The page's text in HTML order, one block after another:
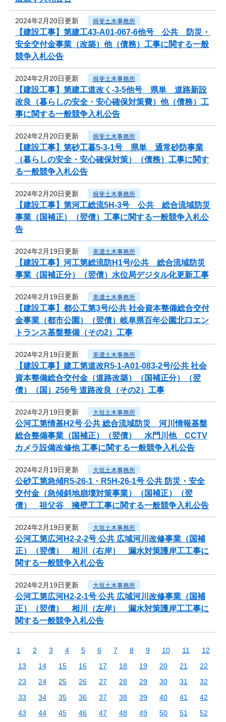
2024年2月20日更新 揖斐土木事務所
【建設工事】第建工43-A01-067-6他号 公共 防災・
安全交付金事業（改築）他（債務）工事に関する一般
競争入札公告
2024年2月20日更新 揖斐土木事務所
【建設工事】第建工道改く-3-5他号 県単 道路新設
改良（暮らしの安全・安心確保対策費）他（債務）工
事に関する一般競争入札公告
2024年2月20日更新 揖斐土木事務所
【建設工事】第砂工暮5-3-1号 県単 通常砂防事業
（暮らしの安全・安心確保対策）（債務）工事に関す
る一般競争入札公告
2024年2月20日更新 揖斐土木事務所
【建設工事】第河工総流5H-3号 公共 総合流域防災
事業（国補正）（翌債）工事に関する一般競争入札公
告
2024年2月19日更新 美濃土木事務所
【建設工事】河工第総流防H1号/公共 総合流域防災
事業（国補正分）（翌債）水位局デジタル化更新工事
2024年2月19日更新 美濃土木事務所
【建設工事】都公工第3号/公共 社会資本整備総合交付
金事業（都市公園）（翌債）岐阜県百年公園北口エン
トランス基盤整備（その2）工事
2024年2月19日更新 美濃土木事務所
【建設工事】建工第道改R5-1-A01-083-2号/公共 社会
資本整備総合交付金（道路改築）（国補正分）（翌
債）（国）256号 道路改良（その2）工事
2024年2月19日更新 大垣土木事務所
公河工第情基H2号 公共 総合流域防災 河川情報基盤
総合整備事業（国補正）（翌債） 水門川他 CCTV
カメラ設備改修他 工事に関する一般競争入札公告
2024年2月19日更新 大垣土木事務所
公砂工第急傾R5-26-1・R5H-26-1号 公共 防災・安全
交付金（急傾斜地崩壊対策事業）（国補正）（翌
債） 祖父谷 擁壁工工事に関する一般競争入札公告
2024年2月19日更新 大垣土木事務所
公河工第広河H2-2-2号 公共 広域河川改修事業（国補
正）（翌債） 相川（右岸） 漏水対策護岸工工事に
関する一般競争入札公告
2024年2月19日更新 大垣土木事務所
公河工第広河H2-2-1号 公共 広域河川改修事業（国補
正）（翌債） 相川（左岸） 漏水対策護岸工工事に
関する一般競争入札公告
1 2 3 4 5 6 7 8 9 10 11
12
13
14 15 16 17 18 19 20 21
22
23
24 25 26 27 28 29 30 31
32
33
34 35 36 37 38 39 40 41
42
43
44 45 46 47 48 49 50 51
52